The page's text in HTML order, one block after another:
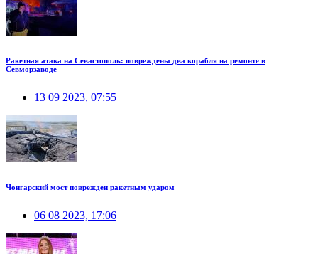
Ракетная атака на Севастополь: повреждены два корабля на ремонте в
Севморзаводе
13 09 2023, 07:55
Чонгарский мост поврежден ракетным ударом
06 08 2023, 17:06